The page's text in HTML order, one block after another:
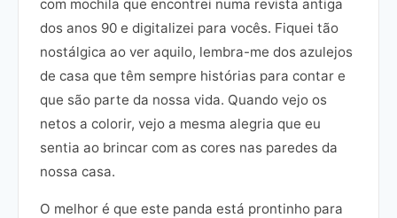
com mochila que encontrei numa revista antiga
dos anos 90 e digitalizei para vocês. Fiquei tão
nostálgica ao ver aquilo, lembra-me dos azulejos
de casa que têm sempre histórias para contar e
que são parte da nossa vida. Quando vejo os
netos a colorir, vejo a mesma alegria que eu
sentia ao brincar com as cores nas paredes da
nossa casa.
O melhor é que este panda está prontinho para